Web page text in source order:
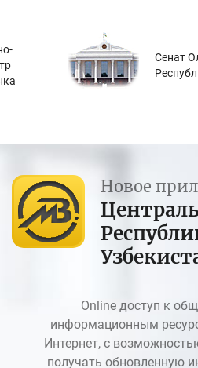
Сенат
Новое
Online доступ к
информационным
Интернет, с
получать обновленную